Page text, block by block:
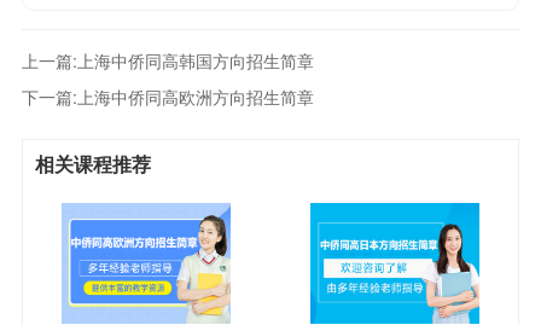
上一篇: 上海中侨同高韩国方向招生简章
下一篇: 上海中侨同高欧洲方向招生简章
相关课程推荐